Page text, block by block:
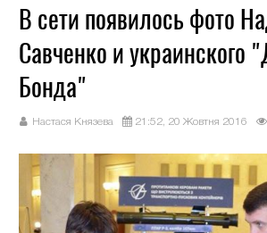
В сети появилось фото
Савченко и украинского
Бонда"
Настася Князева 21:52, 20 Жовтня 2016